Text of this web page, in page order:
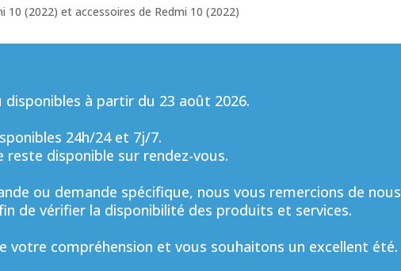
10 (2022) et accessoires de Redmi 10 (2022)
disponibles à partir du 23 août 2026.
24h/24 et 7j/7.
reste disponible sur rendez-vous.
ou demande spécifique, nous vous remercions de nous
de vérifier la disponibilité des produits et services.
votre compréhension et vous souhaitons un excellent été.